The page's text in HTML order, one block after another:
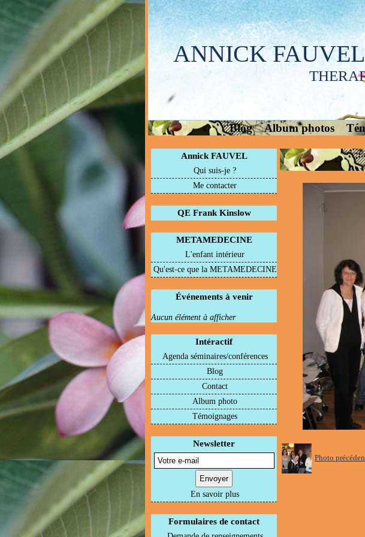
ANNICK
Blog Album photos
Annick FAUVEL
Qui suis-je ?
Me contacter
QE Frank Kinslow
METAMEDECINE
L'enfant intérieur
Qu'est-ce que la METAMEDECINE
Événements à venir
Aucun élément à afficher
Intéractif
Agenda séminaires/conférences
Blog
Contact
Album photo
Témoignages
Newsletter
En savoir plus
Formulaires de contact
Photo